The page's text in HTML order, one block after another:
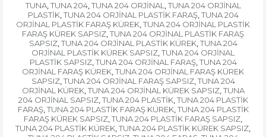
TUNA, TUNA 204, TUNA 204 ORJİNAL , TUNA 204 ORJİNAL
PLASTİK, TUNA 204 ORJİNAL PLASTİK FARAŞ, TUNA 204
ORJİNAL PLASTİK FARAŞ KÜREK, TUNA 204 ORJİNAL PLASTİK
FARAŞ KÜREK SAPSIZ, TUNA 204 ORJİNAL PLASTİK FARAŞ
SAPSIZ, TUNA 204 ORJİNAL PLASTİK KÜREK, TUNA 204
ORJİNAL PLASTİK KÜREK SAPSIZ, TUNA 204 ORJİNAL
PLASTİK SAPSIZ, TUNA 204 ORJİNAL FARAŞ, TUNA 204
ORJİNAL FARAŞ KÜREK, TUNA 204 ORJİNAL FARAŞ KÜREK
SAPSIZ, TUNA 204 ORJİNAL FARAŞ SAPSIZ, TUNA 204
ORJİNAL KÜREK, TUNA 204 ORJİNAL KÜREK SAPSIZ, TUNA
204 ORJİNAL SAPSIZ, TUNA 204 PLASTİK, TUNA 204 PLASTİK
FARAŞ, TUNA 204 PLASTİK FARAŞ KÜREK, TUNA 204 PLASTİK
FARAŞ KÜREK SAPSIZ, TUNA 204 PLASTİK FARAŞ SAPSIZ,
TUNA 204 PLASTİK KÜREK, TUNA 204 PLASTİK KÜREK SAPSIZ,